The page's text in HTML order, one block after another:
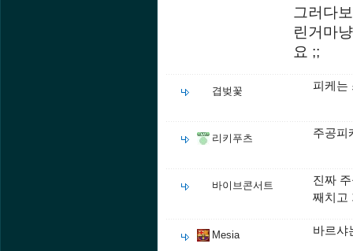
그러다
린거마
요 ;;
겹벚꽃 피케는
리키푸츠 주공피
바이브콘서트
진짜
째치고
Mesia 바르샤